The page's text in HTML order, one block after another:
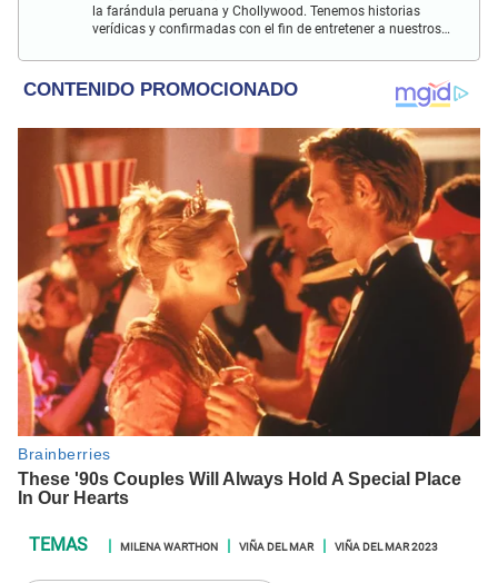
la farándula peruana y Chollywood. Tenemos historias
verídicas y confirmadas con el fin de entretener a nuestros
MILENA WARTHON VIÑA DEL MAR VIÑA DEL MAR 2023